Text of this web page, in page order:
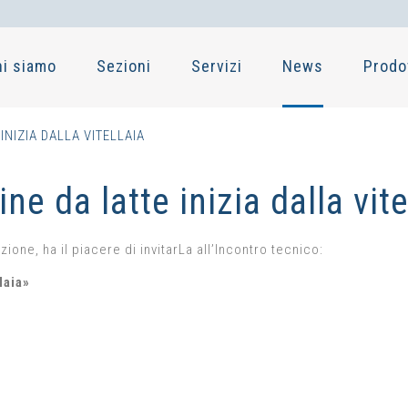
siamo Sezioni Servizi News
DALLA VITELLAIA
da latte inizia dalla
ha il piacere di invitarLa all’Incontro tecnico: